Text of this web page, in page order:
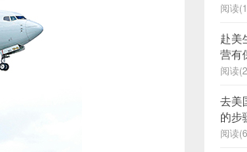
阅读
赴美
营有
阅读
去美
的步
阅读